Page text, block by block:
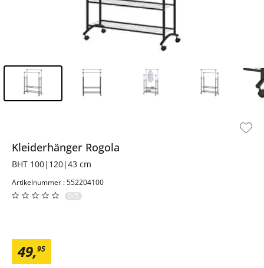
Kleiderhänger Rogola
BHT 100|120|43 cm
Artikelnummer : 552204100
0/5
49,95